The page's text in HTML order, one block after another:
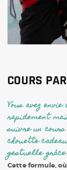
COURS
Vous avez
rapidement
suivre un
chouette
gestuelle
Cette formule,